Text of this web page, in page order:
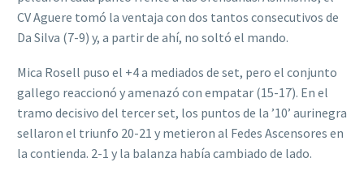
CV Aguere tomó la ventaja con dos tantos consecutivos de
Da Silva (7-9) y, a partir de ahí, no soltó el mando.
Mica Rosell puso el +4 a mediados de set, pero el conjunto
gallego reaccionó y amenazó con empatar (15-17). En el
tramo decisivo del tercer set, los puntos de la ’10’ aurinegra
sellaron el triunfo 20-21 y metieron al Fedes Ascensores en
la contienda. 2-1 y la balanza había cambiado de lado.